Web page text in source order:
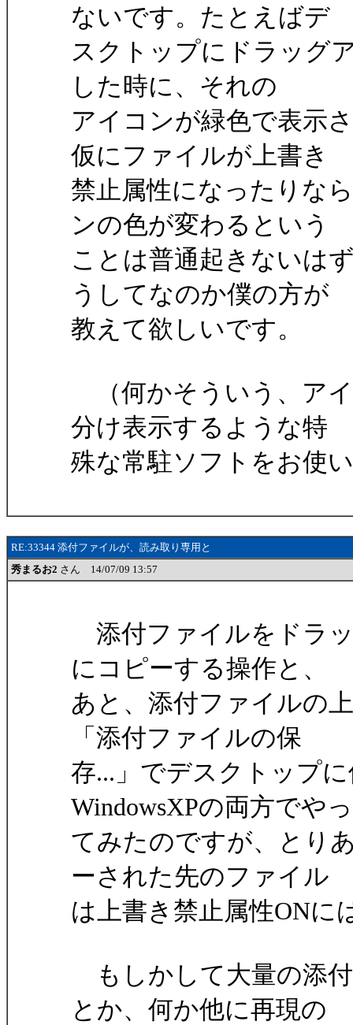
ないです。たとえばデ
スクトップにドラッグ
した時に、それの
アイコンが緑色で表示
仮にファイルが上書き
禁止属性になったりな
ンの色が変わるという
ことは普通起きないは
うしてなのか僕の方が
教えて欲しいです。
（何かそういう、ア
分け表示するような特
殊な常駐ソフトをお使
RE:33344 添付ファイルが、読み取り専用と
秀まるお2 さん 14/07/09 13:57
添付ファイルをドラ
にコピーする操作と、
あと、添付ファイルの
「添付ファイルの保
存...」でデスクトップ
WindowsXPの両方でやっ
てみたのですが、とり
ーされた先のファイル
は上書き禁止属性ONに
もしかして大量の添
とか、何か他に再現の